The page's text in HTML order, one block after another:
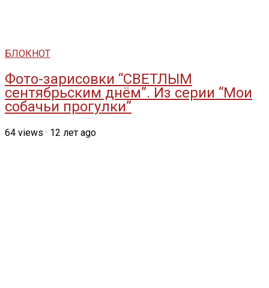
БЛОКНОТ
Фото-зарисовки “СВЕТЛЫМ
сентябрьским днём”. Из серии “Мои
собачьи прогулки”
64 views · 12 лет ago